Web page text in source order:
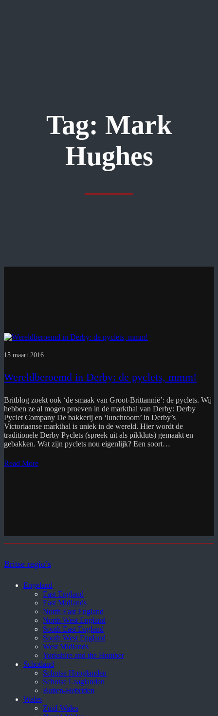
Tag: Mark
Hughes
15 maart 2016
Wereldberoemd in Derby: de pyclets, mmm!
Britblog zoekt ook ‘de smaak van Groot-Brittannië’: de pyclets. Wij
hebben ze al mogen proeven in de markthal van Derby: Derby
Pyclet Company De bakkerij en ‘lunchroom’ in Derby’s
Victoriaanse markthal is uniek in de wereld. Hier wordt de
traditionele Derby Pyclets (spreek uit als pikkluts) gemaakt en
gebakken. Wat zijn pyclets nou eigenlijk? Een soort…
Read More
Britse regio’s
Engeland
East England
East Midlands
North East England
North West England
South East England
South West England
West Midlands
Yorkshire and the Humber
Schotland
Schotse Hooglanden
Schotse Laaglanden
Buiten-Hebriden
Wales
Zuid-Wales